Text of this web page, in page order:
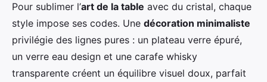
Pour sublimer l’art de la table avec du cristal, chaque
style impose ses codes. Une décoration minimaliste
privilégie des lignes pures : un plateau verre épuré,
un verre eau design et une carafe whisky
transparente créent un équilibre visuel doux, parfait